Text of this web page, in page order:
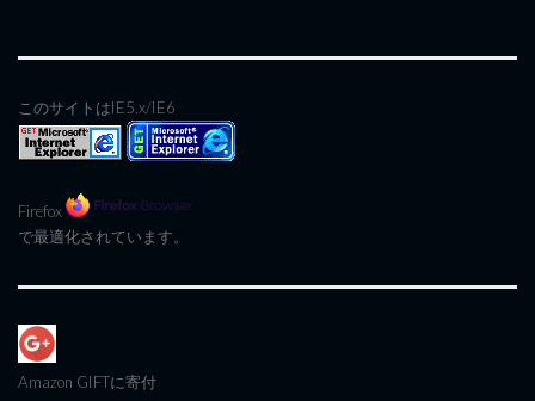
このサイトはIE5.x/IE6
Firefox
で最適化されています。
Amazon GIFTに寄付